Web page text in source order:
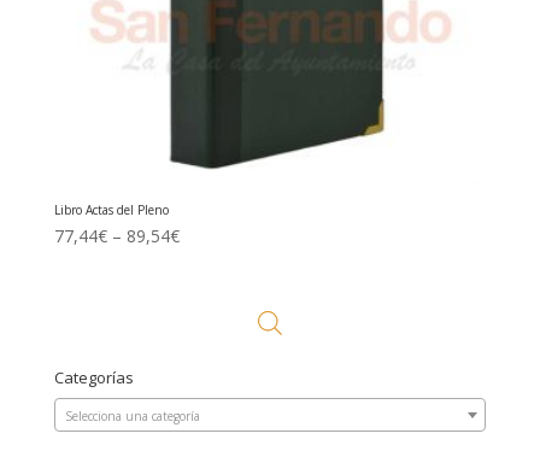
Libro Actas del Pleno
77,44€– 89,54€
Categorías
Selecciona una categoría